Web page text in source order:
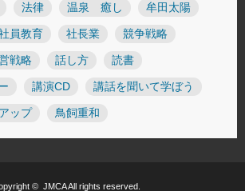
法律 温泉 癒し 牟田太陽
員教育 社長業 競争戦略
戦略 話し方 読書
講演CD 講話を聞いて学ぼう
ップ 鳥飼重和
© JMCAAll rights reserved.